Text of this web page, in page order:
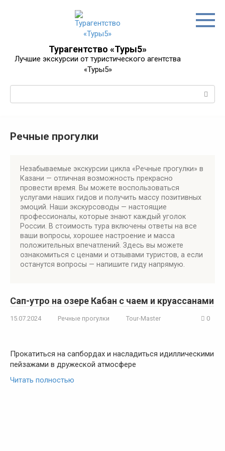
Турагентство «Туры5»
Лучшие экскурсии от туристического агентства
«Туры5»
Речные прогулки
Незабываемые экскурсии цикла «Речные прогулки» в
Казани — отличная возможность прекрасно
провести время. Вы можете воспользоваться
услугами наших гидов и получить массу позитивных
эмоций. Наши экскурсоводы — настоящие
профессионалы, которые знают каждый уголок
России. В стоимость тура включены ответы на все
ваши вопросы, хорошее настроение и масса
положительных впечатлений. Здесь вы можете
ознакомиться с ценами и отзывами туристов, а если
останутся вопросы — напишите гиду напрямую.
Сап-утро на озере Кабан с чаем и круассанами
15.07.2024 Речные прогулки Tour-Master 0
Прокатиться на сапбордах и насладиться идиллическими
пейзажами в дружеской атмосфере
Читать полностью